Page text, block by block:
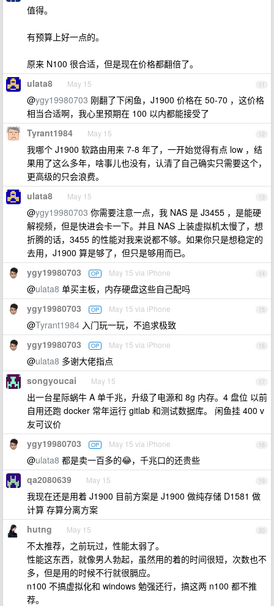
值得。
有预算上好一点的。
原来 N100 很合适，但是现在价格都翻倍了。
11
ulata8 May 15
@ygy19980703 刚翻了下闲鱼，J1900 价格在 50-70 ，这价格
相当合适啊，我心里预期在 100 以内都能接受了
12
Tyrant1984 May 15
我哪个 J1900 软路由用来 7-8 年了，一开始觉得有点 low ，结
果用了这么多年，啥事儿也没有，认清了自己确实只需要这个，
更高级的只会浪费。
13
ulata8 May 15
@ygy19980703 你需要注意一点，我 NAS 是 J3455 ，是能硬
解视频，但是快进会卡一下。并且 NAS 上装虚拟机太慢了，想
折腾的话，3455 的性能对我来说都不够。如果你只是想稳定的
去用，J1900 算是够了，但只是够用而已。
14
ygy19980703 OP May 15 via iPhone
@ulata8 单买主板，内存硬盘这些自己配吗
15
ygy19980703 OP May 15 via iPhone
@Tyrant1984 入门玩一玩，不追求极致
16
ygy19980703 OP May 15 via iPhone
@ulata8 多谢大佬指点
17
songyoucai May 15
出一台星际蜗牛 A 单千兆，升级了电源和 8g 内存。4 盘位 以前
自用还跑 docker 常年运行 gitlab 和测试数据库。 闲鱼挂 400 v
友可议价
18
ygy19980703 OP May 15 via iPhone
@ulata8 都是卖一百多的😂，千兆口的还贵些
19
qa2080639 May 15
我现在还是用着 J1900 目前方案是 J1900 做纯存储 D1581 做
计算 存算分离方案
20
hutng May 15
不太推荐，之前玩过，性能太弱了。
性能这东西，就像男人勃起，虽然用的着的时间很短，次数也不
多，但是用的时候不行就很膈应。
n100 不搞虚拟化和 windows 勉强还行，搞这两 n100 都不推
荐。